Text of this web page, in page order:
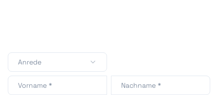
Anrede